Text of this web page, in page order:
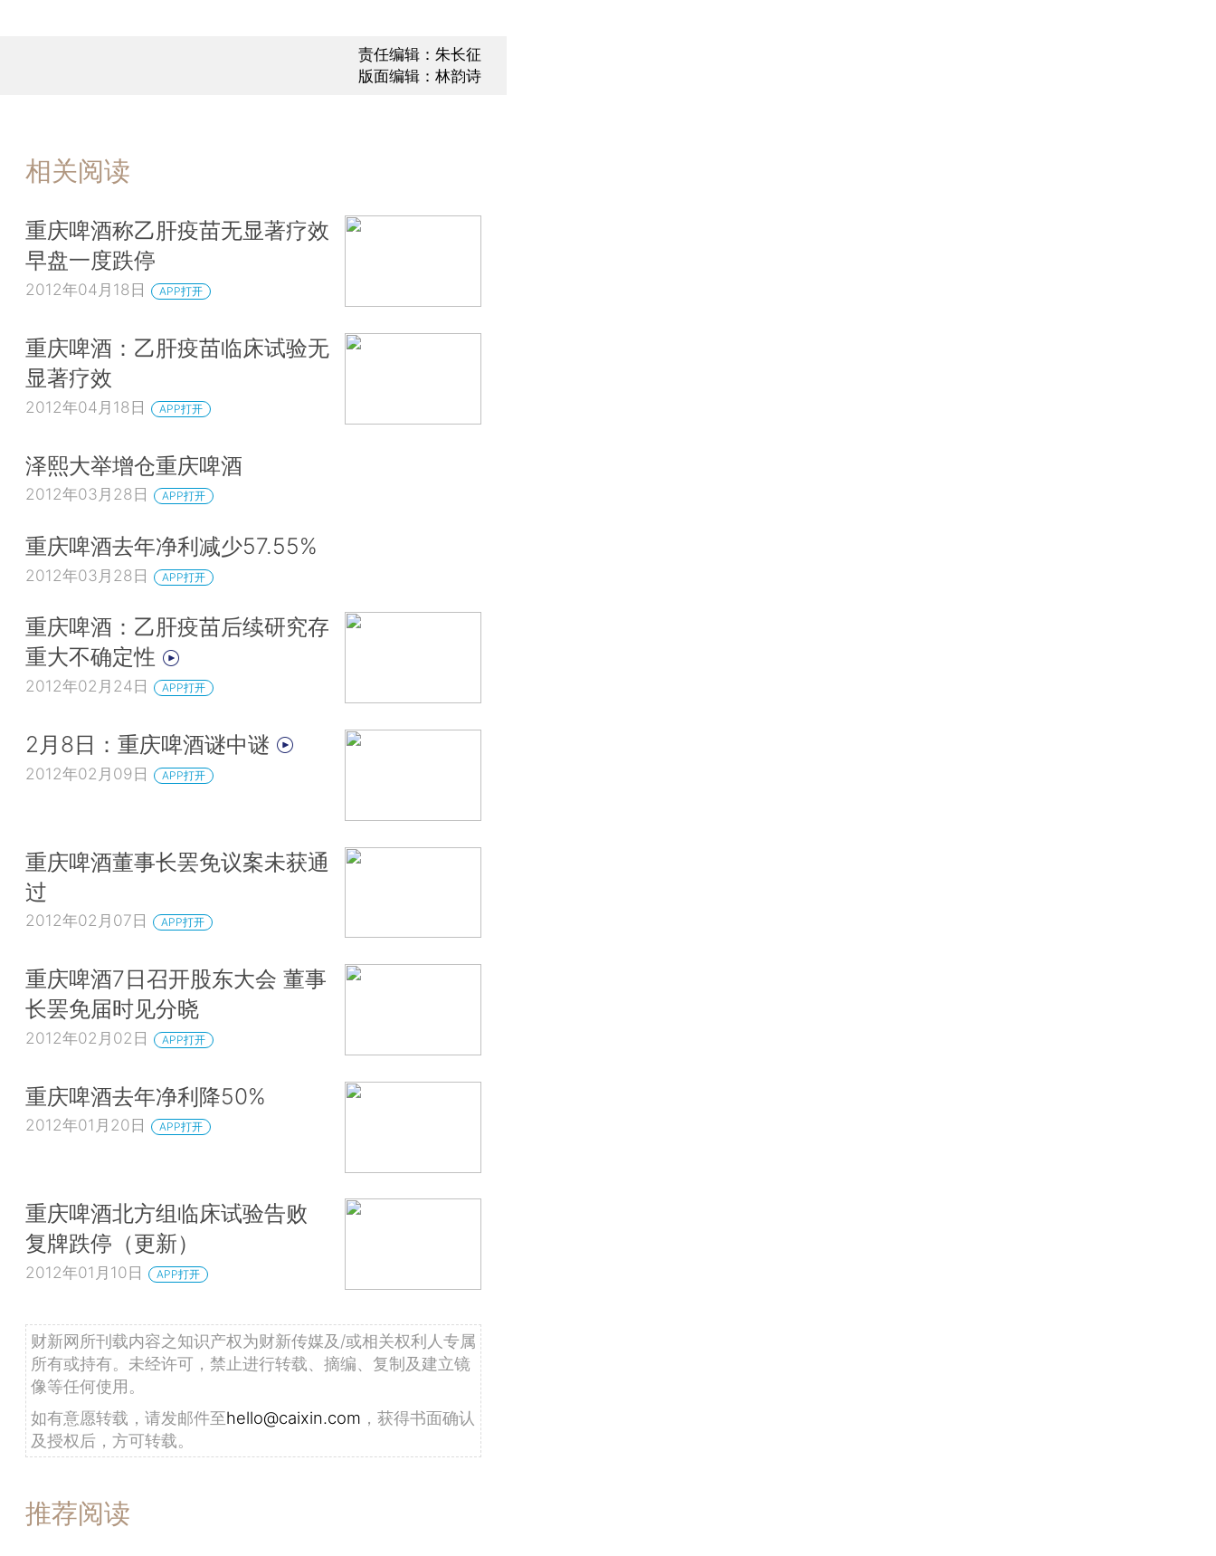
责任编辑：朱长征
版面编辑：林韵诗
相关阅读
重庆啤酒称乙肝疫苗无显著疗效
早盘一度跌停
2012年04月18日 APP打开
重庆啤酒：乙肝疫苗临床试验无
显著疗效
2012年04月18日 APP打开
泽熙大举增仓重庆啤酒
2012年03月28日 APP打开
重庆啤酒去年净利减少57.55%
2012年03月28日 APP打开
重庆啤酒：乙肝疫苗后续研究存
重大不确定性
2012年02月24日 APP打开
2月8日：重庆啤酒谜中谜
2012年02月09日 APP打开
重庆啤酒董事长罢免议案未获通
过
2012年02月07日 APP打开
重庆啤酒7日召开股东大会 董事
长罢免届时见分晓
2012年02月02日 APP打开
重庆啤酒去年净利降50%
2012年01月20日 APP打开
重庆啤酒北方组临床试验告败
复牌跌停（更新）
2012年01月10日 APP打开
财新网所刊载内容之知识产权为财新传媒及/或相关权利人专属
所有或持有。未经许可，禁止进行转载、摘编、复制及建立镜
像等任何使用。
如有意愿转载，请发邮件至hello@caixin.com ，获得书面确认
及授权后，方可转载。
推荐阅读